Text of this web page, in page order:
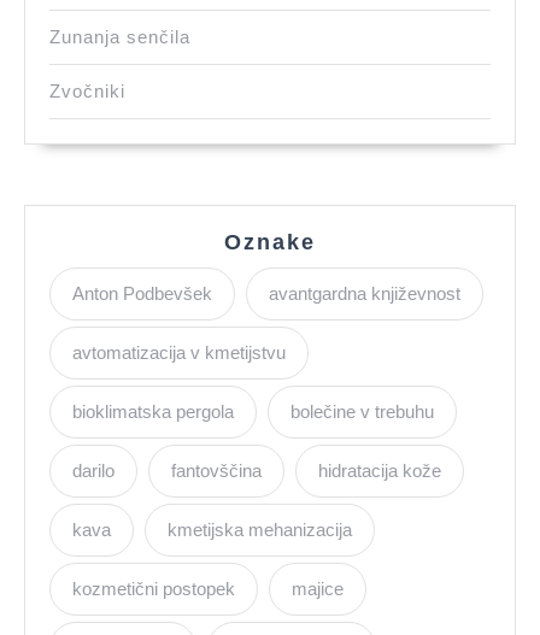
Zunanja senčila
Zvočniki
Oznake
Anton Podbevšek avantgardna književnost
avtomatizacija v kmetijstvu
bioklimatska pergola bolečine v trebuhu
darilo fantovščina hidratacija kože
kava kmetijska mehanizacija
kozmetični postopek majice